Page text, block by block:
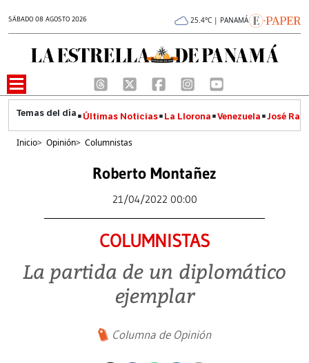
SÁBADO 08 AGOSTO 2026 25.4°C | PANAMÁ
Últimas Noticias La Llorona Venezuela José
Inicio> Opinión> Columnistas
Roberto Montañez
21/04/2022 00:00
COLUMNISTAS
La partida de un diplomático
ejemplar
Columna de Opinión